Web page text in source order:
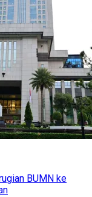
BUMN ke